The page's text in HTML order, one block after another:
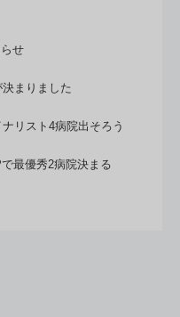
せ
決まりました
リスト4病院出そろう
最優秀2病院決まる